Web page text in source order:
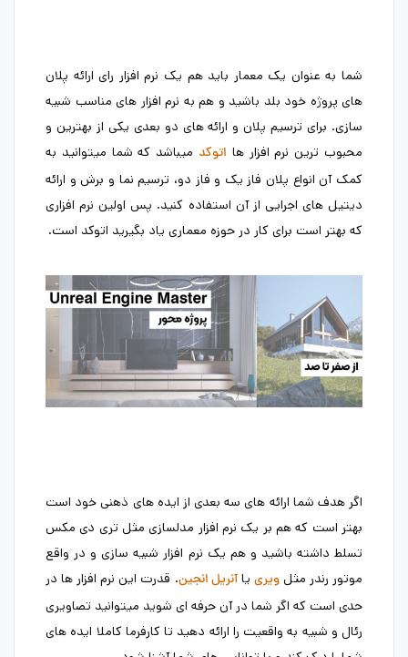
شما به عنوان یک معمار باید هم یک نرم افزار رای ارائه پلان
های پروژه خود بلد باشید و هم به نرم افزار های مناسب شبیه
سازی. برای ترسیم پلان و ارائه های دو بعدی یکی از بهترین و
محبوب ترین نرم افزار ها اتوکد میباشد که شما میتوانید به
کمک آن انواع پلان فاز یک و فاز دو، ترسیم نما و برش و ارائه
دیتیل های اجرایی از آن استفاده کنید. پس اولین نرم افزاری
که بهتر است برای کار در حوزه معماری یاد بگیرید اتوکد است.
اگر هدف شما ارائه های سه بعدی از ایده های ذهنی خود است
بهتر است که هم بر یک نرم افزار مدلسازی مثل تری دی مکس
تسلط داشته باشید و هم یک نرم افزار شبیه سازی و در واقع
موتور رندر مثلویری یاآنریل انجین. قدرت این نرم افزار ها در
حدی است که اگر شما در آن حرفه ای شوید میتوانید تصاویری
رئال و شبیه به واقعیت را ارائه دهید تا کارفرما کاملا ایده های